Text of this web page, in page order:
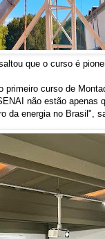
que o curso é
curso de
não estão apenas
da energia no Brasil",